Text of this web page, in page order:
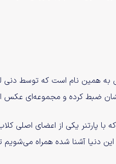
به همین نام است که توسط
ضبط کرده و مجموعه‌ای عکس از
پارتنر یکی از اعضای اصلی
دنیا آشنا شده همراه می‌شویم